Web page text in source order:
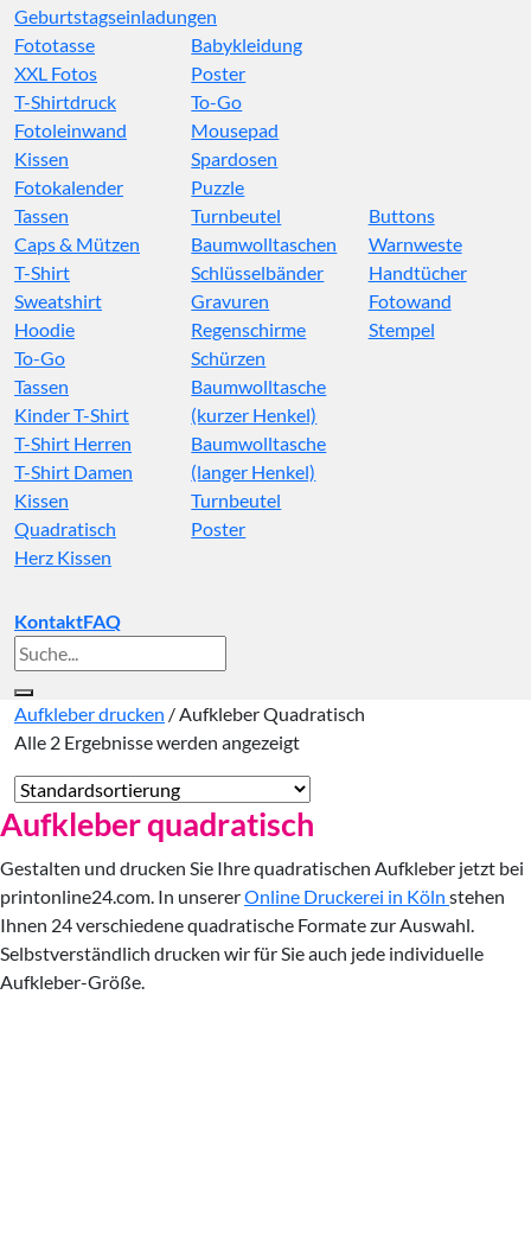
Geburtstagseinladungen
Fototasse
XXL Fotos
T-Shirtdruck
Fotoleinwand
Kissen
Fotokalender
Babykleidung
Poster
To-Go
Mousepad
Spardosen
Puzzle
Tassen
Caps & Mützen
T-Shirt
Sweatshirt
Hoodie
To-Go
Turnbeutel
Baumwolltaschen
Schlüsselbänder
Gravuren
Regenschirme
Schürzen
Buttons
Warnweste
Handtücher
Fotowand
Stempel
Tassen
Kinder T-Shirt
T-Shirt Herren
T-Shirt Damen
Kissen
Quadratisch
Herz Kissen
Baumwolltasche
(kurzer Henkel)
Baumwolltasche
(langer Henkel)
Turnbeutel
Poster
KontaktFAQ
Suche
nach:
Aufkleber drucken /Aufkleber Quadratisch
Alle 2 Ergebnisse werden angezeigt
Aufkleber quadratisch
Gestalten und drucken Sie Ihre quadratischen Aufkleber jetzt bei
printonline24.com. In unsererOnline Druckerei in Köln stehen
Ihnen 24 verschiedene quadratische Formate zur Auswahl.
Selbstverständlich drucken wir für Sie auch jede individuelle
Aufkleber-Größe.